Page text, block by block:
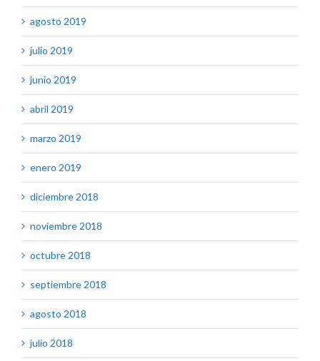
agosto 2019
julio 2019
junio 2019
abril 2019
marzo 2019
enero 2019
diciembre 2018
noviembre 2018
octubre 2018
septiembre 2018
agosto 2018
julio 2018